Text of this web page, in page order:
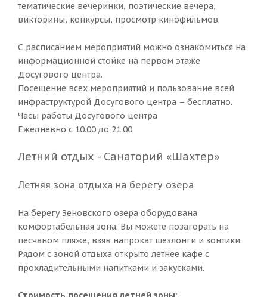
тематические вечеринки, поэтические вечера,
викторины, конкурсы, просмотр кинофильмов.
С расписанием мероприятий можно ознакомиться на
информационной стойке на первом этаже
Досугового центра.
Посещение всех мероприятий и пользование всей
инфраструктурой Досугового центра – бесплатно.
Часы работы Досугового центра
Ежедневно с 10.00 до 21.00.
Летний отдых - Санаторий «Шахтер»
Летняя зона отдыха на берегу озера
На берегу Зеновского озера оборудована
комфортабельная зона. Вы можете позагорать на
песчаном пляже, взяв напрокат шезлонги и зонтики.
Рядом с зоной отдыха открыто летнее кафе с
прохладительными напитками и закусками.